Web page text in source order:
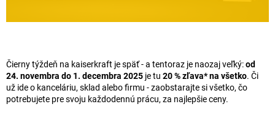
Čierny týždeň na kaiserkraft je späť - a tentoraz je naozaj veľký:od
24. novembra do 1. decembra 2025 je tu 20 % zľava* na všetko. Či
už ide o kanceláriu, sklad alebo firmu - zaobstarajte si všetko, čo
potrebujete pre svoju každodennú prácu, za najlepšie ceny.